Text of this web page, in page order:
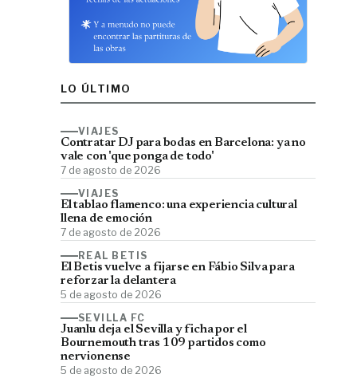
LO ÚLTIMO
VIAJES
Contratar DJ para bodas en Barcelona: ya no
vale con 'que ponga de todo'
7 de agosto de 2026
VIAJES
El tablao flamenco: una experiencia cultural
llena de emoción
7 de agosto de 2026
REAL BETIS
El Betis vuelve a fijarse en Fábio Silva para
reforzar la delantera
5 de agosto de 2026
SEVILLA FC
Juanlu deja el Sevilla y ficha por el
Bournemouth tras 109 partidos como
nervionense
5 de agosto de 2026